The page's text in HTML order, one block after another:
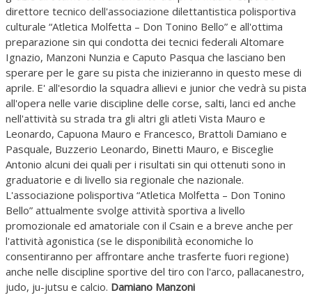
direttore tecnico dell'associazione dilettantistica polisportiva
culturale “Atletica Molfetta – Don Tonino Bello” e all'ottima
preparazione sin qui condotta dei tecnici federali Altomare
Ignazio, Manzoni Nunzia e Caputo Pasqua che lasciano ben
sperare per le gare su pista che inizieranno in questo mese di
aprile. E' all'esordio la squadra allievi e junior che vedrà su pista
all'opera nelle varie discipline delle corse, salti, lanci ed anche
nell'attività su strada tra gli altri gli atleti Vista Mauro e
Leonardo, Capuona Mauro e Francesco, Brattoli Damiano e
Pasquale, Buzzerio Leonardo, Binetti Mauro, e Bisceglie
Antonio alcuni dei quali per i risultati sin qui ottenuti sono in
graduatorie e di livello sia regionale che nazionale.
L'associazione polisportiva “Atletica Molfetta – Don Tonino
Bello” attualmente svolge attività sportiva a livello
promozionale ed amatoriale con il Csain e a breve anche per
l'attività agonistica (se le disponibilità economiche lo
consentiranno per affrontare anche trasferte fuori regione)
anche nelle discipline sportive del tiro con l'arco, pallacanestro,
judo, ju-jutsu e calcio. Damiano Manzoni